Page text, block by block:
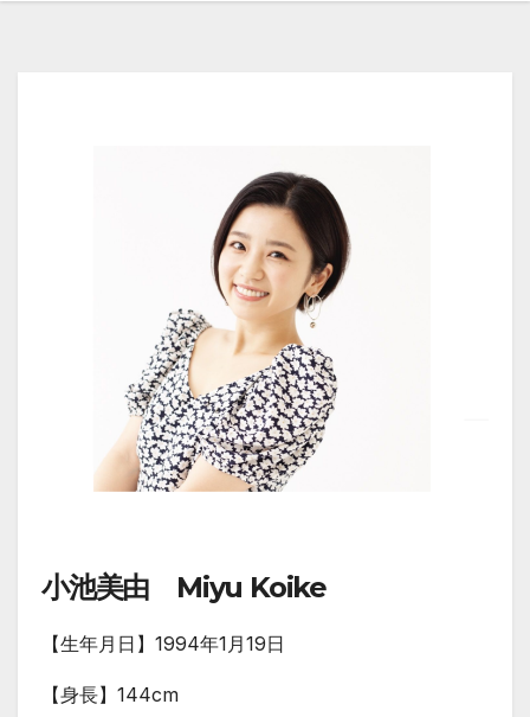
小池美由 Miyu Koike
【生年月日】1994年1月19日
【身長】144cm